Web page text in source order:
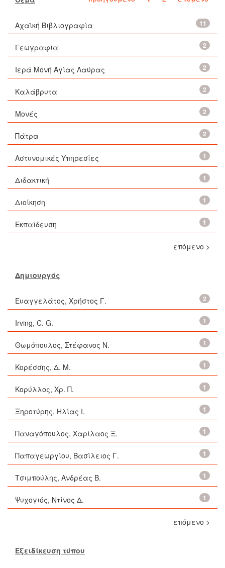
11
Αχαϊκή Βιβλιογραφία
2
Γεωγραφία
2
Ιερά Μονή Αγίας Λαύρας
2
Καλάβρυτα
2
Μονές
2
Πάτρα
1
Αστυνομικές Υπηρεσίες
1
Διδακτική
1
Διοίκηση
1
Εκπαίδευση
επόμενο >
Δημιουργός
2
Ευαγγελάτος, Χρήστος Γ.
1
Irving, C. G.
1
Θωμόπουλος, Στέφανος Ν.
1
Κορέσσης, Δ. Μ.
1
Κορύλλος, Χρ. Π.
1
Ξηροτύρης, Ηλίας Ι.
1
Παναγόπουλος, Χαρίλαος Ξ.
1
Παπαγεωργίου, Βασίλειος Γ.
1
Τσιμπούλης, Ανδρέας Β.
1
Ψυχογιός, Ντίνος Δ.
επόμενο >
Εξειδίκευση τύπου